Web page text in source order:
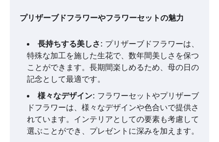
プリザーブドフラワーやフラワーセットの魅力
長持ちする美しさ: プリザーブドフラワーは、
特殊な加工を施した生花で、数年間美しさを保つ
ことができます。長期間楽しめるため、母の日の
記念として最適です。
様々なデザイン: フラワーセットやプリザーブ
ドフラワーは、様々なデザインや色合いで提供さ
れています。インテリアとしての要素も考慮して
選ぶことができ、プレゼントに深みを加えます。